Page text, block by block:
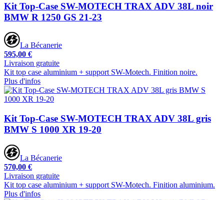
Kit Top-Case SW-MOTECH TRAX ADV 38L noir
BMW R 1250 GS 21-23
La Bécanerie
595,00 €
Livraison gratuite
Kit top case aluminium + support SW-Motech. Finition noire.
Plus d'infos
Kit Top-Case SW-MOTECH TRAX ADV 38L gris
BMW S 1000 XR 19-20
La Bécanerie
570,00 €
Livraison gratuite
Kit top case aluminium + support SW-Motech. Finition aluminium.
Plus d'infos